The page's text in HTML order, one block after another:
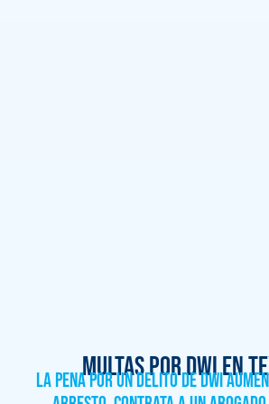
Multas por DWI en
La pena por un delito de DWI